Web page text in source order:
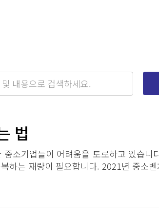
법​​
소기업들이 어려움을 토로하고 있습니
하는 재량이 필요합니다. 2021년 중소